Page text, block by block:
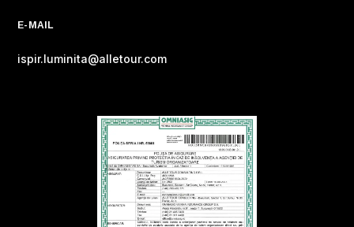
E-MAIL
ispir.luminita@alletour.com